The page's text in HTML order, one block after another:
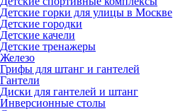
Детские горки для улицы в Москве
Детские городки
Детские качели
Детские тренажеры
Железо
Грифы для штанг и гантелей
Гантели
Диски для гантелей и штанг
Инверсионные столы